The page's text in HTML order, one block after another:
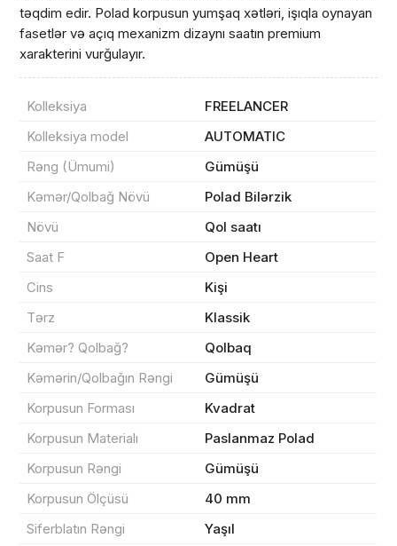
təqdim edir. Polad korpusun yumşaq xətləri, işıqla oynayan
fasetlər və açıq mexanizm dizaynı saatın premium
xarakterini vurğulayır.
Kolleksiya
FREELANCER
Kolleksiya model
AUTOMATIC
Rəng (Ümumi)
Gümüşü
Kəmər/Qolbağ Növü
Polad Bilərzik
Növü
Qol saatı
Saat F
Open Heart
Cins
Kişi
Tərz
Klassik
Kəmər? Qolbağ?
Qolbaq
Kəmərin/Qolbağın Rəngi
Gümüşü
Korpusun Forması
Kvadrat
Korpusun Materialı
Paslanmaz Polad
Korpusun Rəngi
Gümüşü
Korpusun Ölçüsü
40 mm
Siferblatın Rəngi
Yaşıl
Məhsul(lar) səbətə əlavə edildi
Sifarişin detalları
Məhsul toplam
Endirim
Yekun məbləğ OK